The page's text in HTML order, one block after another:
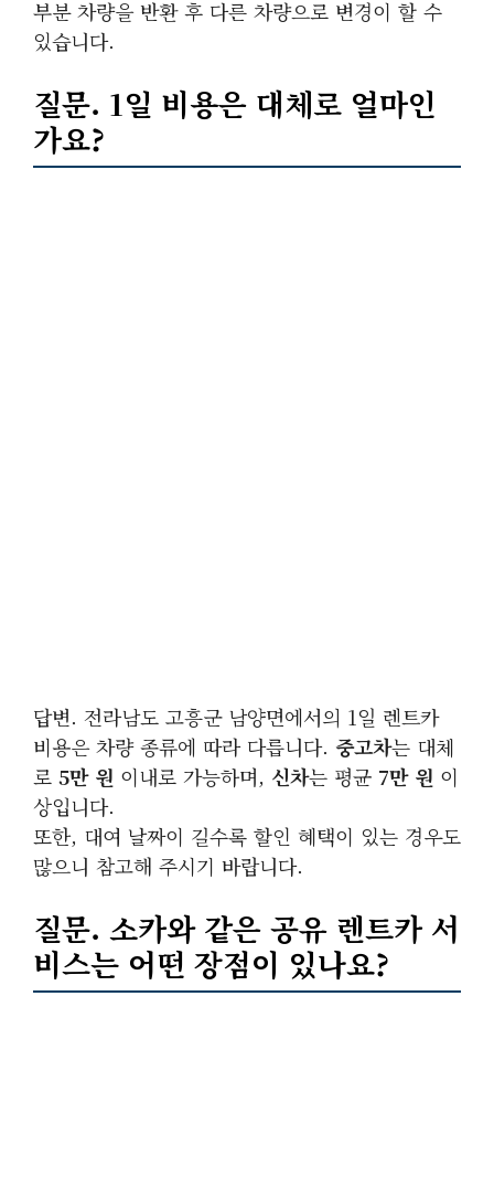
부분 차량을 반환 후 다른 차량으로 변경이 할 수
있습니다.
질문. 1일 비용은 대체로 얼마인
가요?
답변. 전라남도 고흥군 남양면에서의 1일 렌트카
비용은 차량 종류에 따라 다릅니다. 중고차는 대체
로 5만 원 이내로 가능하며, 신차는 평균 7만 원 이
상입니다.
또한, 대여 날짜이 길수록 할인 혜택이 있는 경우도
많으니 참고해 주시기 바랍니다.
질문. 소카와 같은 공유 렌트카 서
비스는 어떤 장점이 있나요?